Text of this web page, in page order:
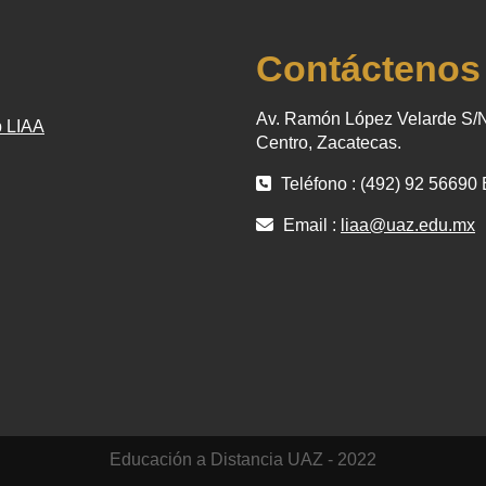
LIAA
Contáctenos
Av. Ramón López Velarde S/
Centro, Zacatecas.
Teléfono : (492) 92 56690
Email : liaa@uaz.edu.mx
Educación a Distancia UAZ - 2022